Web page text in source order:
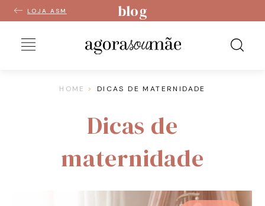
blog
LOJA ASM
HOME DICAS DE MATERNIDADE
Dicas de
maternidade